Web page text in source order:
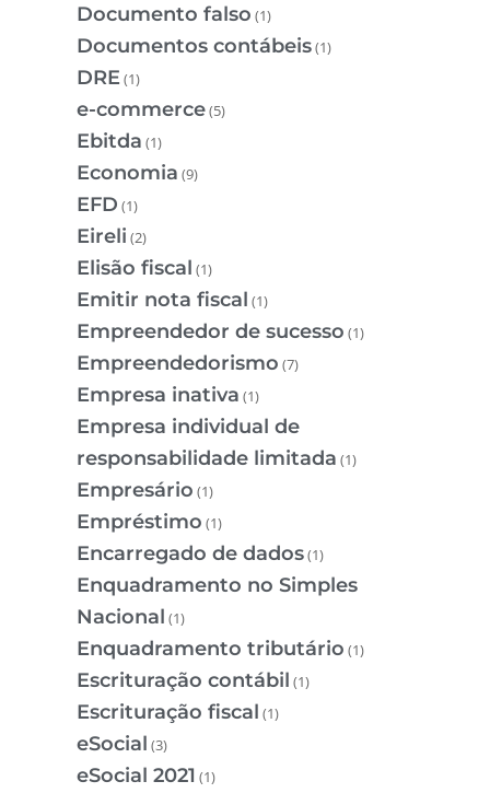
Documento falso (1)
Documentos contábeis(1)
DRE(1)
e-commerce(5)
Ebitda (1)
Economia (9)
EFD (1)
Eireli (2)
Elisão fiscal (1)
Emitir nota fiscal (1)
Empreendedor de sucesso (1)
Empreendedorismo (7)
Empresa inativa (1)
Empresa individual de
responsabilidade limitada (1)
Empresário (1)
Empréstimo (1)
Encarregado de dados(1)
Enquadramento no Simples
Nacional (1)
Enquadramento tributário (1)
Escrituração contábil (1)
Escrituração fiscal (1)
eSocial (3)
eSocial 2021 (1)